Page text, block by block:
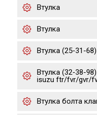
Втулка
Втулка
Втулка (25-31-
Втулка (32-38-
isuzu ftr/fvr/gvr/
Втулка болта